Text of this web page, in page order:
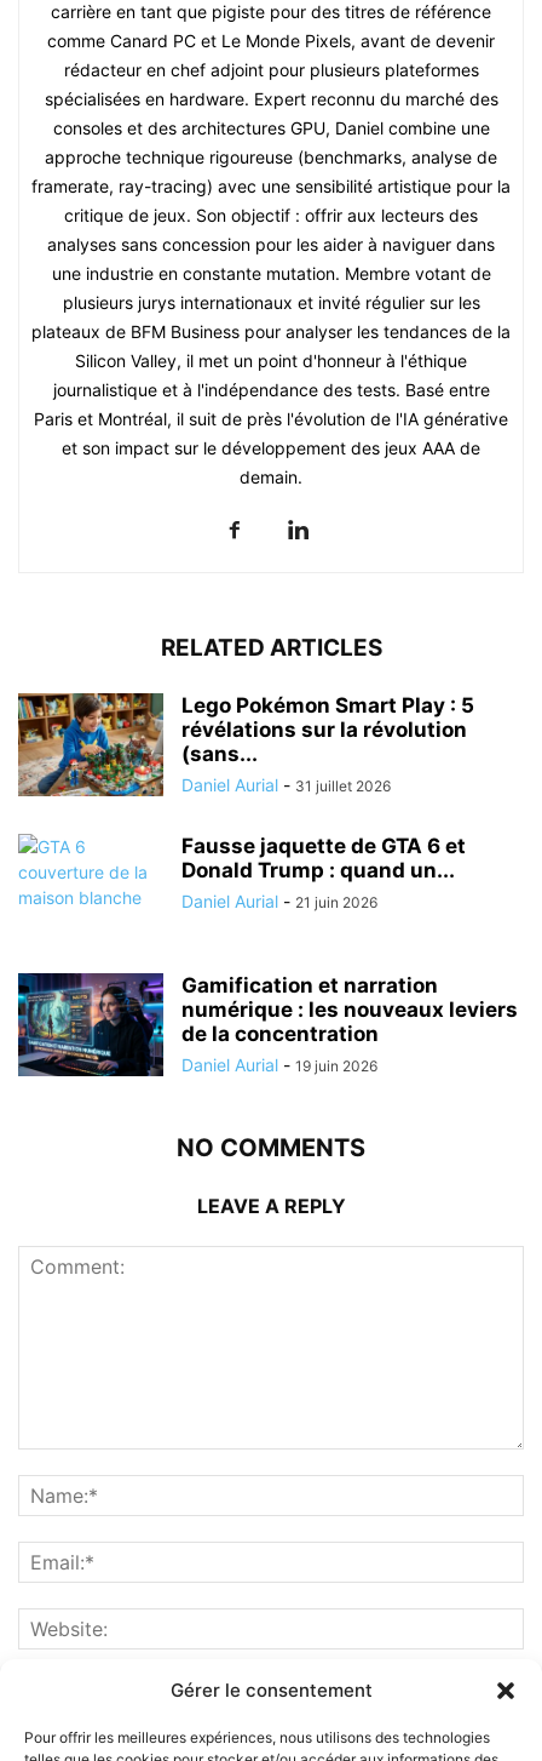
Gérer le consentement
Pour offrir les meilleures expériences, nous utilisons des technologies
carrière en tant que pigiste pour des titres de référence
comme Canard PC et Le Monde Pixels, avant de devenir
rédacteur en chef adjoint pour plusieurs plateformes
spécialisées en hardware. Expert reconnu du marché des
consoles et des architectures GPU, Daniel combine une
approche technique rigoureuse (benchmarks, analyse de
framerate, ray-tracing) avec une sensibilité artistique pour la
critique de jeux. Son objectif : offrir aux lecteurs des
analyses sans concession pour les aider à naviguer dans
une industrie en constante mutation. Membre votant de
plusieurs jurys internationaux et invité régulier sur les
plateaux de BFM Business pour analyser les tendances de la
Silicon Valley, il met un point d'honneur à l'éthique
journalistique et à l'indépendance des tests. Basé entre
Paris et Montréal, il suit de près l'évolution de l'IA générative
et son impact sur le développement des jeux AAA de
demain.
RELATED ARTICLES
Lego Pokémon Smart Play : 5
révélations sur la révolution
(sans...
Daniel Aurial - 31 juillet 2026
Fausse jaquette de GTA 6 et
Donald Trump : quand un...
Daniel Aurial - 21 juin 2026
Gamification et narration
numérique : les nouveaux leviers
de la concentration
Daniel Aurial - 19 juin 2026
NO COMMENTS
LEAVE A REPLY